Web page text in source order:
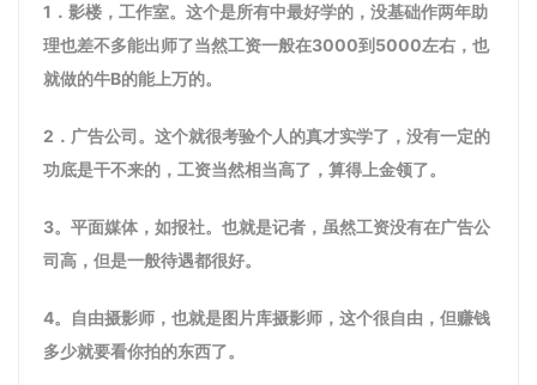
1．影楼，工作室。这个是所有中最好学的，没基础作两年助
理也差不多能出师了当然工资一般在3000到5000左右，也
就做的牛B的能上万的。
2．广告公司。这个就很考验个人的真才实学了，没有一定的
功底是干不来的，工资当然相当高了，算得上金领了。
3。平面媒体，如报社。也就是记者，虽然工资没有在广告公
司高，但是一般待遇都很好。
4。自由摄影师，也就是图片库摄影师，这个很自由，但赚钱
多少就要看你拍的东西了。